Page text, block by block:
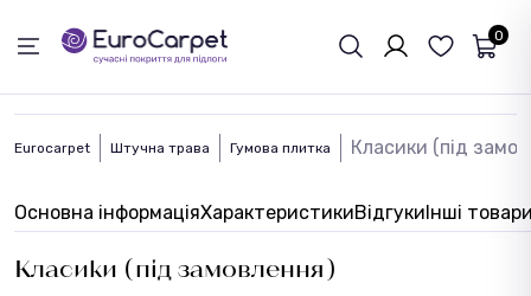
0
Eurocarpet Штучна трава Гумова плитка Класики (під
Основна інформаціяХарактеристикиВідгукиІнші
Класики (під замовлення)
ЗВОРОТНІЙ ЗВЯЗОК